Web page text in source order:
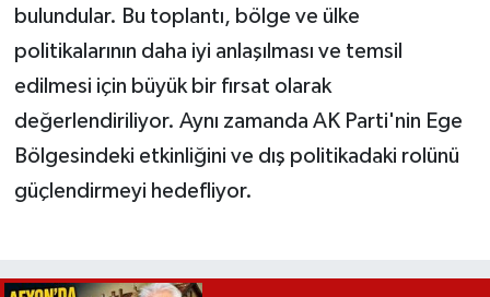
bulundular. Bu toplantı, bölge ve ülke
politikalarının daha iyi anlaşılması ve temsil
edilmesi için büyük bir fırsat olarak
değerlendiriliyor. Aynı zamanda AK Parti'nin Ege
Bölgesindeki etkinliğini ve dış politikadaki rolünü
güçlendirmeyi hedefliyor.